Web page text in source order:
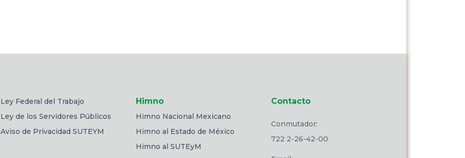
Ley Federal del Trabajo
Ley de los Servidores Públicos
Aviso de Privacidad SUTEYM
Himno
Himno Nacional Mexicano
Himno al Estado de México
Himno al SUTEyM
Contacto
Conmutador:
722 2-26-42-00